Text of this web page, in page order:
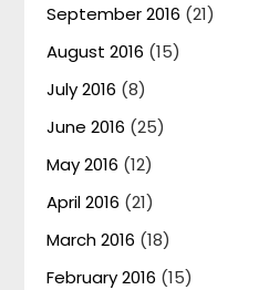
September 2016 (21)
August 2016 (15)
July 2016 (8)
June 2016 (25)
May 2016 (12)
April 2016 (21)
March 2016 (18)
February 2016 (15)